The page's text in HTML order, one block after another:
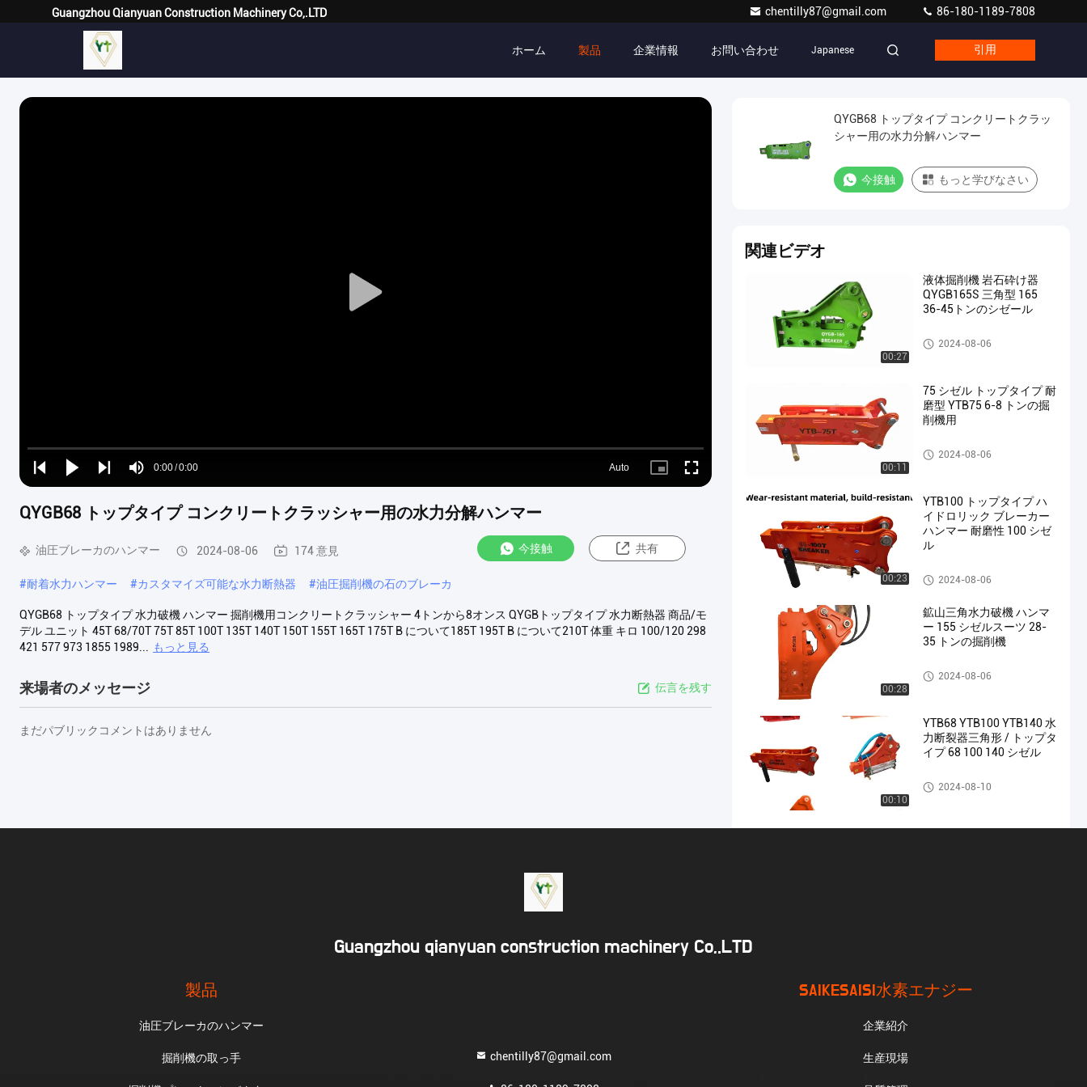
Guangzhou Qianyuan Construction Machinery Co,.LTD chentilly87@gmail.com 86-180-1189-7808
ホーム 製品 企業情報 お問い合わせ Japanese 引用
Play
Play
Play
Play
Mute
Time
0:00/0:00
Loaded:
0%
Auto
Picture- Fullscreen
QYGB68 トップタイプ コンクリートクラッシャー用の水力分解ハンマー
油圧ブレーカのハンマー 2024-08-06 174 意見 今接触 共有
#耐着水力ハンマー #カスタマイズ可能な水力断熱器 #油圧掘削機の石のブレーカ
QYGB68 トップタイプ 水力破機 ハンマー 掘削機用コンクリートクラッシャー 4トンから8オンス QYGBトップタイプ 水力断熱器 商品/モ
デル ユニット 45T 68/70T 75T 85T 100T 135T 140T 150T 155T 165T 175T B について185T 195T B について210T 体重 キロ 100/120 298
421 577 973 1855 1989... もっと見る
来場者のメッセージ 伝言を残す
まだパブリックコメントはありません
QYGB68 トップタイプ コンクリートクラッ
シャー用の水力分解ハンマー
今接触 もっと学びなさい
関連ビデオ
00:27
液体掘削機 岩石砕け器
QYGB165S 三角型 165
36-45トンのシゼール
油圧ブレーカのハンマー
2024-08-06
00:11
75 シゼル トップタイプ 耐
磨型 YTB75 6-8 トンの掘
削機用
油圧ブレーカのハンマー
2024-08-06
00:23
YTB100 トップタイプ ハ
イドロリック ブレーカー
ハンマー 耐磨性 100 シゼ
ル
油圧ブレーカのハンマー
2024-08-06
00:28
鉱山三角水力破機 ハンマ
ー 155 シゼルスーツ 28-
35 トンの掘削機
油圧ブレーカのハンマー
2024-08-06
00:10
YTB68 YTB100 YTB140 水
力断裂器三角形 / トップタ
イプ 68 100 140 シゼル
油圧ブレーカのハンマー
2024-08-10
00:15
Guangzhou qianyuan construction machinery Co,.LTD
製品
油圧ブレーカのハンマー
掘削機の取っ手 chentilly87@gmail.com
SAIKESAISI水素エナジー
企業紹介
生産現場